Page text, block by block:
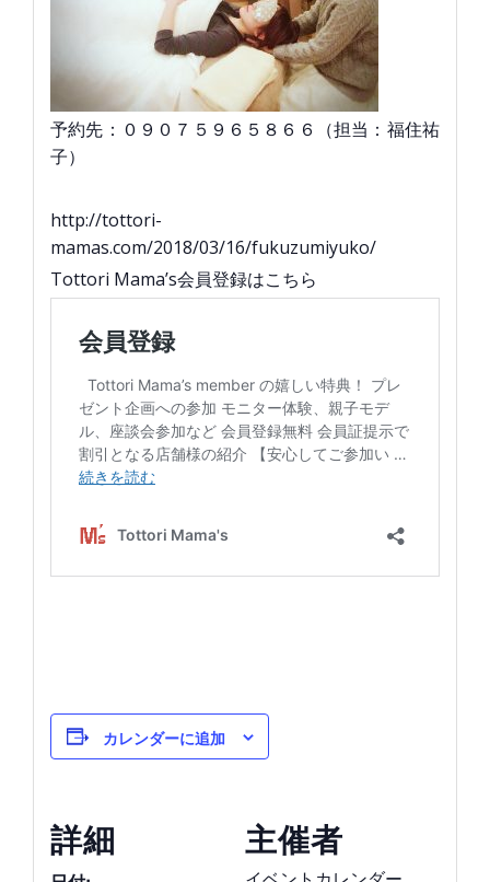
予約先：０９０７５９６５８６６（担当：福住祐
子）
http://tottori-
mamas.com/2018/03/16/fukuzumiyuko/
Tottori Mama’s会員登録はこちら
カレンダーに追加
詳細 主催者